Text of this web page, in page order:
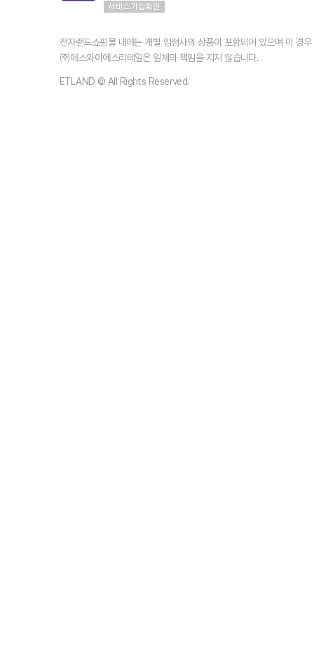
전자랜드쇼핑몰 내에는 개별 입점사의 상품이 포함되어 있으며 이 경
㈜에스와이에스리테일은 일체의 책임을 지지 않습니다.
ETLAND © All Rights Reserved.